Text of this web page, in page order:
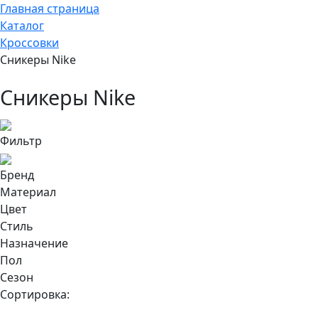
Главная страница
Каталог
Кроссовки
Сникеры Nike
Сникеры Nike
Фильтр
Бренд
Материал
Цвет
Стиль
Назначение
Пол
Сезон
Сортировка: